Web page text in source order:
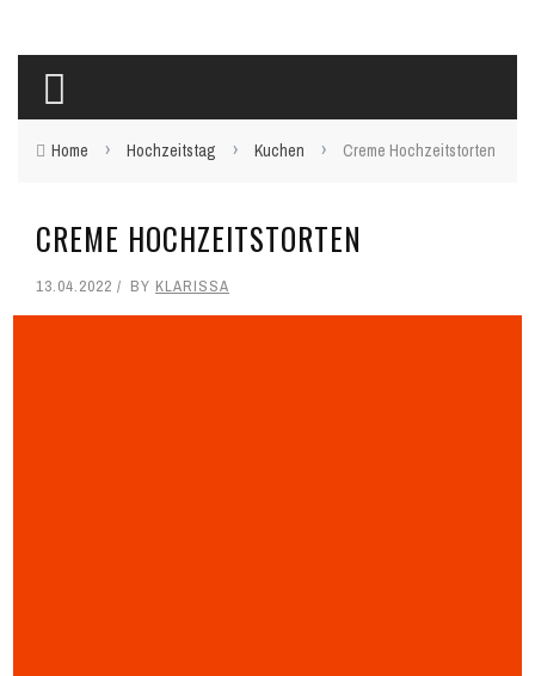
Home › Hochzeitstag › Kuchen › Creme Hochzeitstorten
CREME HOCHZEITSTORTEN
13.04.2022 BY KLARISSA